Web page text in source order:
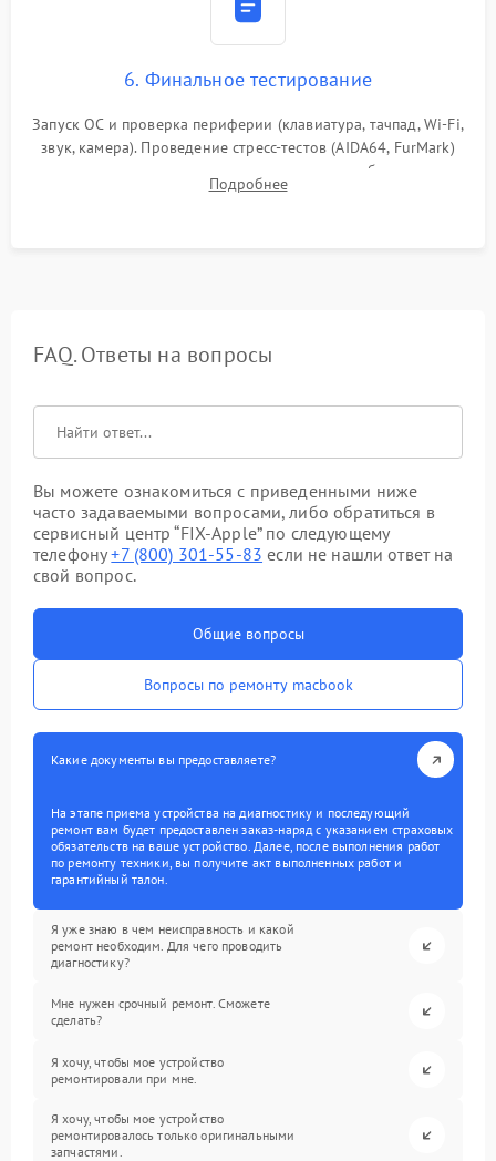
6. Финальное тестирование
Запуск ОС и проверка периферии (клавиатура, тачпад, Wi-Fi,
звук, камера). Проведение стресс-тестов (AIDA64, FurMark)
для контроля температурного режима и стабильности
системы под пиковой нагрузкой.
Подробнее
FAQ. Ответы на вопросы
Вы можете ознакомиться с приведенными ниже
часто задаваемыми вопросами, либо обратиться в
сервисный центр “FIX-Apple” по следующему
телефону+7 (800) 301-55-83 если не нашли ответ на
свой вопрос.
Общие вопросы
Вопросы по ремонту macbook
Какие документы вы предоставляете?
На этапе приема устройства на диагностику и последующий
ремонт вам будет предоставлен заказ-наряд с указанием страховых
обязательств на ваше устройство. Далее, после выполнения работ
по ремонту техники, вы получите акт выполненных работ и
гарантийный талон.
Я уже знаю в чем неисправность и какой
ремонт необходим. Для чего проводить
диагностику?
Мне нужен срочный ремонт. Сможете
сделать?
Я хочу, чтобы мое устройство
ремонтировали при мне.
Я хочу, чтобы мое устройство
ремонтировалось только оригинальными
запчастями.